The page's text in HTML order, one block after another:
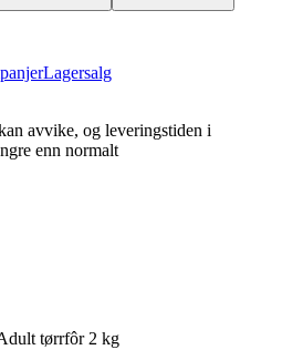
Lagersalg
avvike, og leveringstiden i
enn normalt
tørrfôr 2 kg